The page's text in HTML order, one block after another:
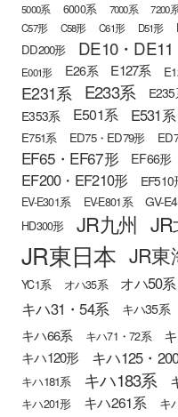
5000系 6000系 7000系 7200
C57形
C58形 C61形 D51形
DD200形 DE10・
E001形 E26系 E127系
E231系 E233系
E353系 E501系 E531系
E751系 ED75・ED79形
EF65・EF67形 EF66形
EF200・EF210形
EF510
EV-E301系 EV-E801系 GV-
HD300形 JR九州
JR東日本 JR東
YC1系 オハ35系 オハ50系
キハ31・54系 キハ35系
キハ66系 キハ71・72系
キハ120形 キハ125・
キハ181系 キハ183系
キハ201形
キハ261系 キ